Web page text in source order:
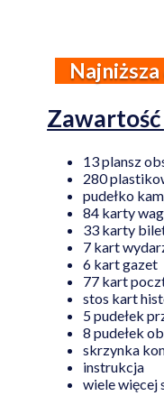
Zawartość
13 plansz
280
pudełko
84 karty
33 karty
7 kart
6 kart gazet
77 kart
stos kart
5 pudełek
8 pudełek
skrzynka
instrukcja
wiele więcej